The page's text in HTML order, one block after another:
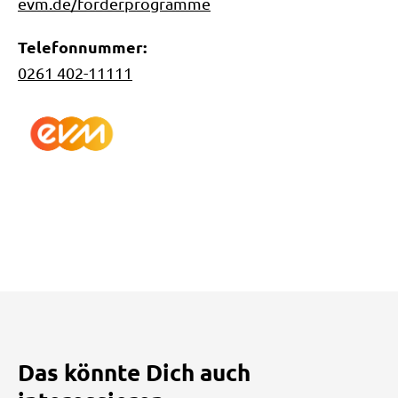
Telefonnummer:
0261 402-11111
Das könnte Dich auch